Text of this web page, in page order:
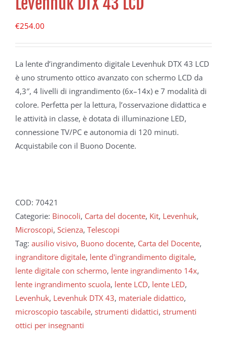
€254.00
La lente d’ingrandimento digitale Levenhuk DTX 43 LCD
è uno strumento ottico avanzato con schermo LCD da
4,3″, 4 livelli di ingrandimento (6x–14x) e 7 modalità di
colore. Perfetta per la lettura, l’osservazione didattica e
le attività in classe, è dotata di illuminazione LED,
connessione TV/PC e autonomia di 120 minuti.
Acquistabile con il Buono Docente.
COD: 70421
Categorie: Binocoli, Carta del docente, Kit, Levenhuk,
Microscopi, Scienza, Telescopi
Tag: ausilio visivo, Buono docente, Carta del Docente,
ingranditore digitale, lente d'ingrandimento digitale,
lente digitale con schermo, lente ingrandimento 14x,
lente ingrandimento scuola, lente LCD, lente LED,
Levenhuk, Levenhuk DTX 43, materiale didattico,
microscopio tascabile, strumenti didattici, strumenti
ottici per insegnanti